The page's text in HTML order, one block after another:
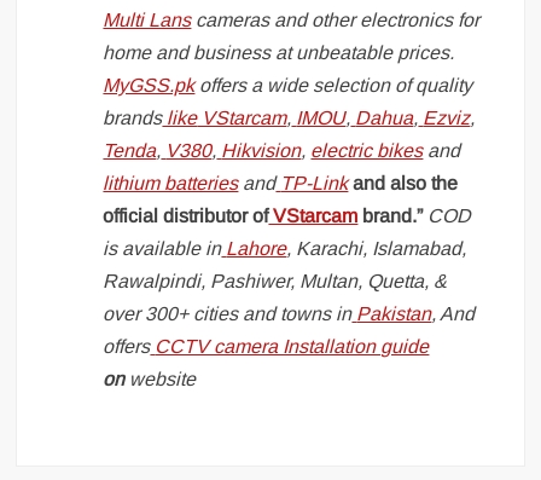
Multi Lanscameras and other electronics for
home and business at unbeatable prices.
MyGSS.pkoffers a wide selection of quality
brandslikeVStarcam, IMOU, Dahua, Ezviz,
Tenda, V380, Hikvision, electric bikesand
lithium batteriesand TP-Linkand also the
official distributor ofVStarcam brand.”COD
is available in Lahore, Karachi, Islamabad,
Rawalpindi, Pashiwer, Multan, Quetta, &
over 300+ cities and towns in Pakistan, And
offers CCTV camera Installation guide
onwebsite